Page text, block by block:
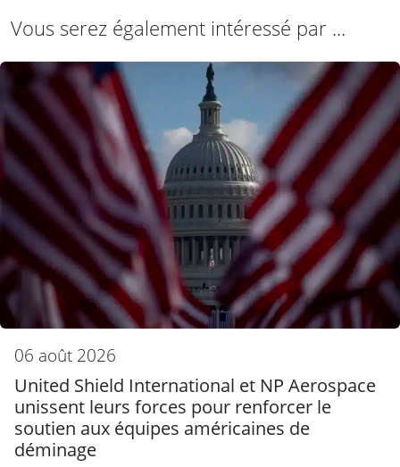
Vous serez également intéressé par ...
06 août 2026
United Shield International et NP Aerospace
unissent leurs forces pour renforcer le
soutien aux équipes américaines de
déminage